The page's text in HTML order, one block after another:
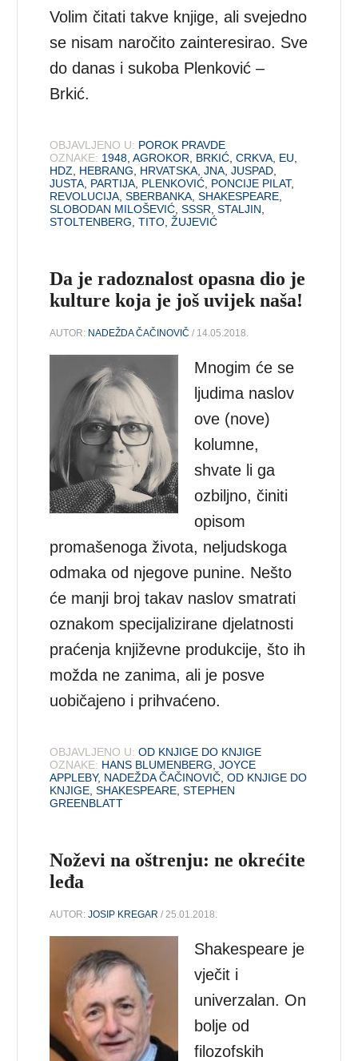
Volim čitati takve knjige, ali svejedno
se nisam naročito zainteresirao. Sve
do danas i sukoba Plenković –
Brkić.
OBJAVLJENO U: POROK PRAVDE
OZNAKE: 1948 ,AGROKOR BRKIĆ ,CRKVA EU
HDZ
HEBRANG HRVATSKA ,JNA ,JUSPAD
JUSTA PARTIJA PLENKOVIĆ PONCIJE PILAT,
REVOLUCIJA ,SBERBANKA ,SHAKESPEARE
SLOBODAN MILOŠEVIĆ ,SSSR ,STALJIN
STOLTENBERG ,TITO ,ŽUJEVIĆ
Da je radoznalost opasna dio je
kulture koja je još uvijek naša!
AUTOR: NADEŽDA ČAČINOVIČ / 14.05.2018.
Mnogim će se
ljudima naslov
ove (nove)
kolumne,
shvate li ga
ozbiljno, činiti
opisom
promašenoga života, neljudskoga
odmaka od njegove punine. Nešto
će manji broj takav naslov smatrati
oznakom specijalizirane djelatnosti
praćenja književne produkcije, što ih
možda ne zanima, ali je posve
uobičajeno i prihvaćeno.
OBJAVLJENO U: OD KNJIGE DO KNJIGE
OZNAKE: HANS BLUMENBERG ,JOYCE
APPLEBY, NADEŽDA ČAČINOVIČ ,OD KNJIGE DO
KNJIGE ,SHAKESPEARE ,STEPHEN
GREENBLATT
Noževi na oštrenju: ne okrećite
leđa
AUTOR:JOSIP KREGAR / 25.01.2018.
Shakespeare je
vječit i
univerzalan. On
bolje od
filozofskih